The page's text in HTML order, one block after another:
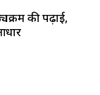
की पढ़ाई,